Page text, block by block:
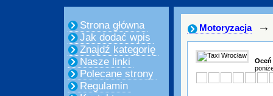
Strona główna
Jak dodać wpis
Znajdź kategorię
Nasze linki
Polecane strony
Regulamin
Motoryzacja →